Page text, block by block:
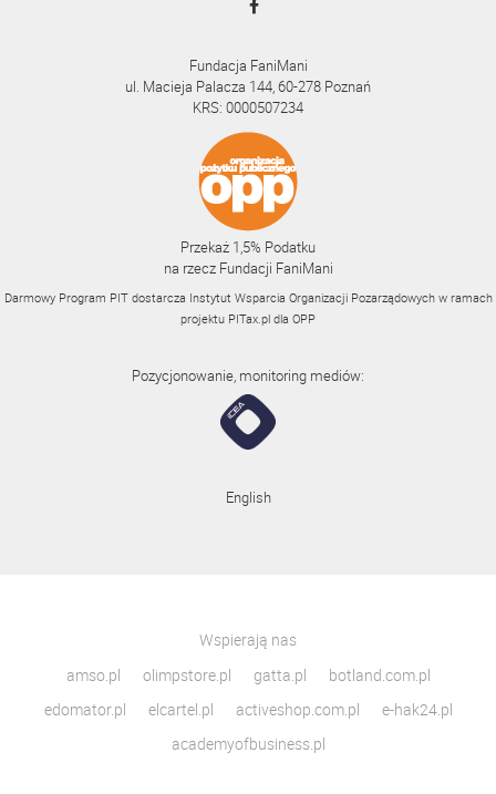
Fundacja FaniMani
ul. Macieja Palacza 144, 60-278 Poznań
KRS: 0000507234
Przekaż 1,5% Podatku
na rzecz Fundacji FaniMani
Darmowy Program PIT dostarcza Instytut Wsparcia Organizacji Pozarządowych w ramach
projektu PITax.pl dla OPP
Pozycjonowanie, monitoring mediów:
English
Wspierają nas
amso.pl
olimpstore.pl gatta.pl
botland.com.pl
edomator.pl
elcartel.pl activeshop.com.pl
e-hak24.pl
academyofbusiness.pl